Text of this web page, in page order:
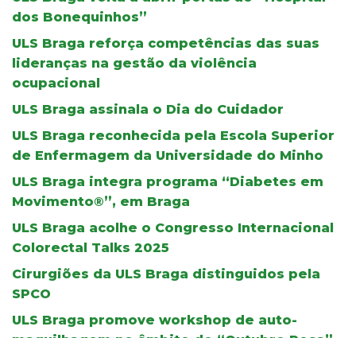
dos Bonequinhos”
ULS Braga reforça competências das suas
lideranças na gestão da violência
ocupacional
ULS Braga assinala o Dia do Cuidador
ULS Braga reconhecida pela Escola Superior
de Enfermagem da Universidade do Minho
ULS Braga integra programa “Diabetes em
Movimento®”, em Braga
ULS Braga acolhe o Congresso Internacional
Colorectal Talks 2025
Cirurgiões da ULS Braga distinguidos pela
SPCO
ULS Braga promove workshop de auto-